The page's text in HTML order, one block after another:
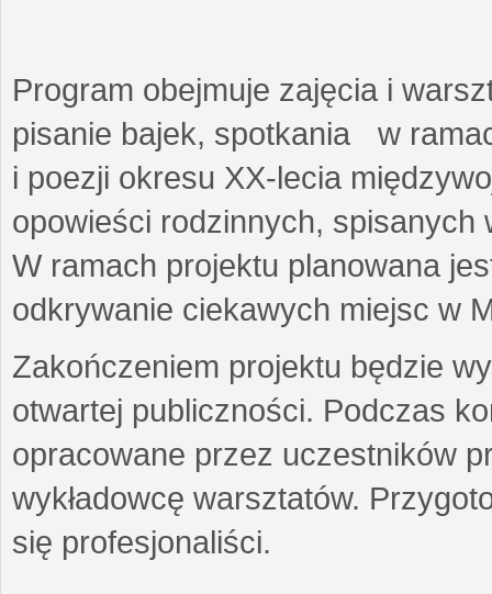
Program obejmuje zajęcia i
pisanie bajek, spotkania w
i poezji okresu XX-lecia
opowieści rodzinnych,
W ramach projektu planowana
odkrywanie ciekawych miejsc w
Zakończeniem projektu będzie
otwartej publiczności. Podczas
opracowane przez uczestników
wykładowcę warsztatów.
się profesjonaliści.